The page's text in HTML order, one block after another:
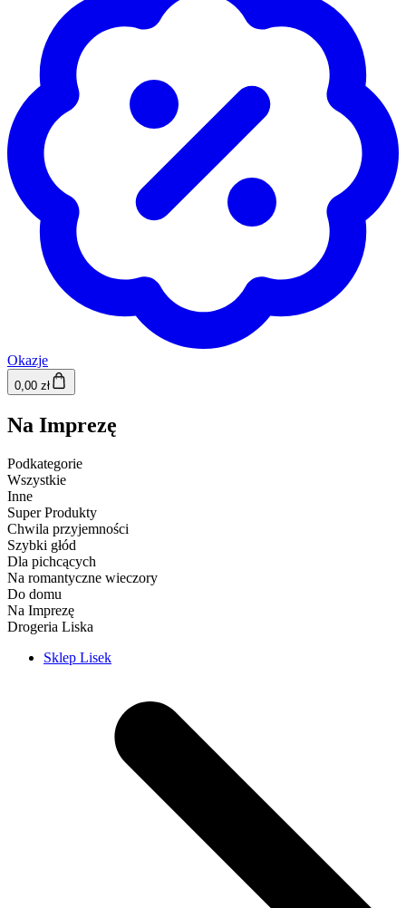
Okazje
0,00 zł
Na Imprezę
Podkategorie
Wszystkie
Inne
Super Produkty
Chwila przyjemności
Szybki głód
Dla pichcących
Na romantyczne wieczory
Do domu
Na Imprezę
Drogeria Liska
Sklep Lisek